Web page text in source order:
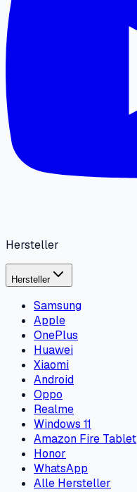
Hersteller
Hersteller
Samsung
Apple
OnePlus
Huawei
Xiaomi
Android
Oppo
Realme
Windows 11
Amazon Fire Tablet
Honor
WhatsApp
Alle Hersteller